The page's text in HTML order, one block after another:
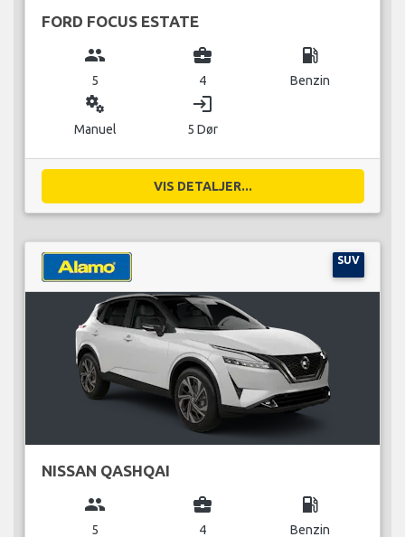
FORD FOCUS ESTATE
group
5
business_center
4
local_gas_station
Benzin
miscellaneous_services
Manuel
login
5 Dør
VIS DETALJER...
SUV
NISSAN QASHQAI
group
5
business_center
4
local_gas_station
Benzin